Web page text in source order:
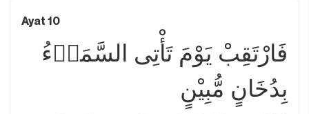
Ayat 10
فَارْتَقِبْ يَوْمَ تَأْتِى السَّمَاۤءُ
بِدُخَانٍ مُّبِيْنٍ